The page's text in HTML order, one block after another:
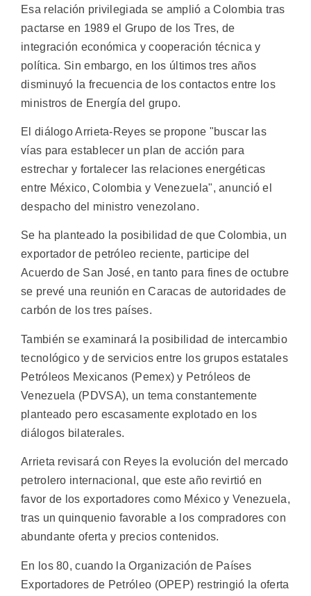
Esa relación privilegiada se amplió a Colombia tras
pactarse en 1989 el Grupo de los Tres, de
integración económica y cooperación técnica y
política. Sin embargo, en los últimos tres años
disminuyó la frecuencia de los contactos entre los
ministros de Energía del grupo.
El diálogo Arrieta-Reyes se propone "buscar las
vías para establecer un plan de acción para
estrechar y fortalecer las relaciones energéticas
entre México, Colombia y Venezuela", anunció el
despacho del ministro venezolano.
Se ha planteado la posibilidad de que Colombia, un
exportador de petróleo reciente, participe del
Acuerdo de San José, en tanto para fines de octubre
se prevé una reunión en Caracas de autoridades de
carbón de los tres países.
También se examinará la posibilidad de intercambio
tecnológico y de servicios entre los grupos estatales
Petróleos Mexicanos (Pemex) y Petróleos de
Venezuela (PDVSA), un tema constantemente
planteado pero escasamente explotado en los
diálogos bilaterales.
Arrieta revisará con Reyes la evolución del mercado
petrolero internacional, que este año revirtió en
favor de los exportadores como México y Venezuela,
tras un quinquenio favorable a los compradores con
abundante oferta y precios contenidos.
En los 80, cuando la Organización de Países
Exportadores de Petróleo (OPEP) restringió la oferta